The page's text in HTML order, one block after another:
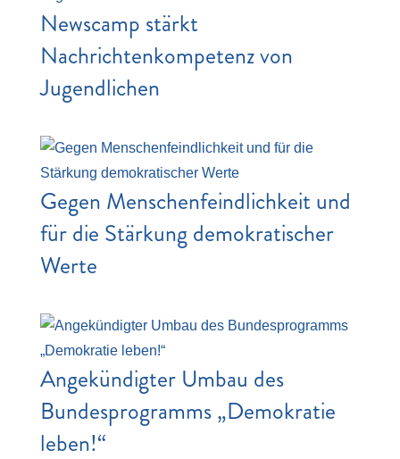
Newscamp stärkt
Nachrichtenkompetenz von
Jugendlichen
Gegen Menschenfeindlichkeit und
für die Stärkung demokratischer
Werte
Angekündigter Umbau des
Bundesprogramms „Demokratie
leben!“